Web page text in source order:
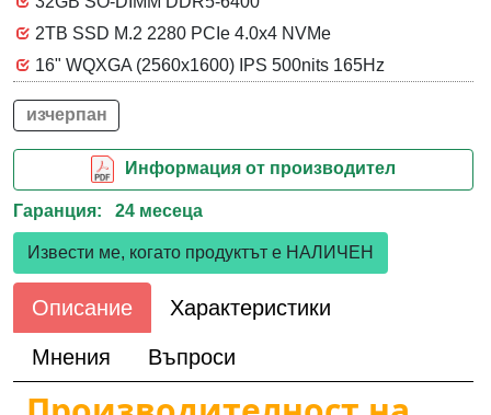
2TB SSD M.2 2280 PCIe 4.0x4 NVMe
16" WQXGA (2560x1600) IPS 500nits 165Hz
изчерпан
Информация от производител
Гаранция: 24 месеца
Извести ме, когато продуктът е НАЛИЧЕН
Описание Характеристики
Мнения Въпроси